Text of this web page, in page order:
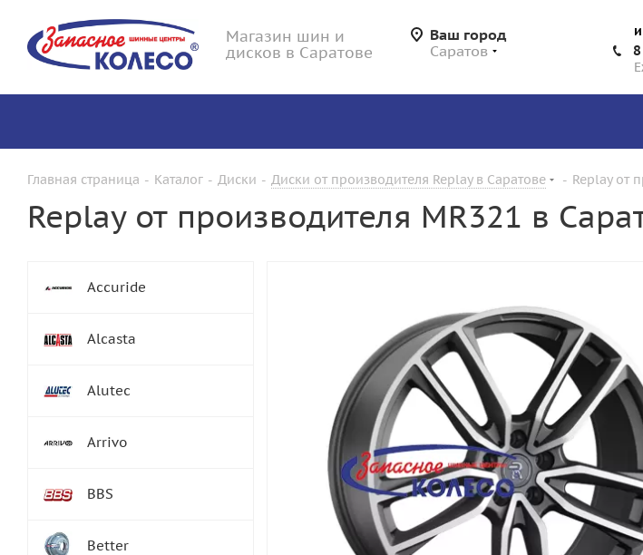
Магазин шин и
дисков в Саратове
Ваш город
Саратов
Главная страница - Каталог - Диски - Диски от производителя Replay в Саратове - Replay от
Replay от производителя MR321 в
Accuride
Alcasta
Alutec
Arrivo
BBS
Better